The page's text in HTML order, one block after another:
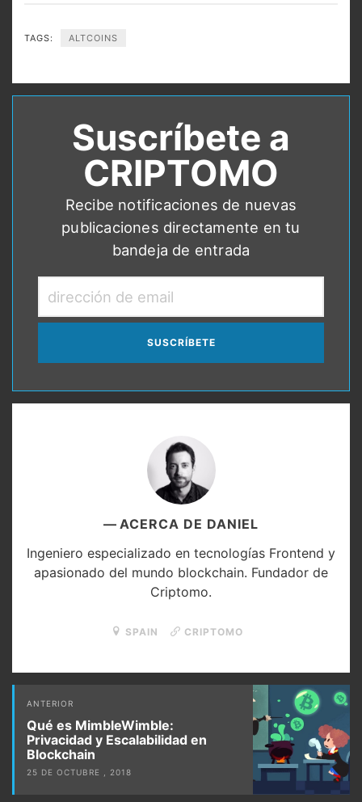
TAGS: ALTCOINS
Suscríbete a
CRIPTOMO
Recibe notificaciones de nuevas
publicaciones directamente en tu
bandeja de entrada
dirección
ACERCA DE DANIEL
Ingeniero especializado en tecnologías Frontend y
apasionado del mundo blockchain. Fundador de
Criptomo.
SPAIN CRIPTOMO
Post
navigation
ANTERIOR
Qué es MimbleWimble:
Privacidad y Escalabilidad en
Blockchain
25 DE OCTUBRE , 2018